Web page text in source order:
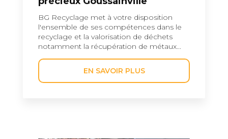
BG Recyclage met à votre disposition
l'ensemble de ses compétences dans le
recyclage et la valorisation de déchets
notamment la récupération de métaux...
EN SAVOIR PLUS